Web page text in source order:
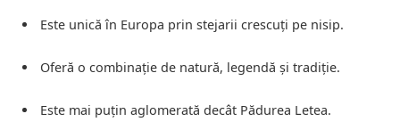
Este unică în Europa prin stejarii crescuți pe nisip.
Oferă o combinație de natură, legendă și tradiție.
Este mai puțin aglomerată decât Pădurea Letea.